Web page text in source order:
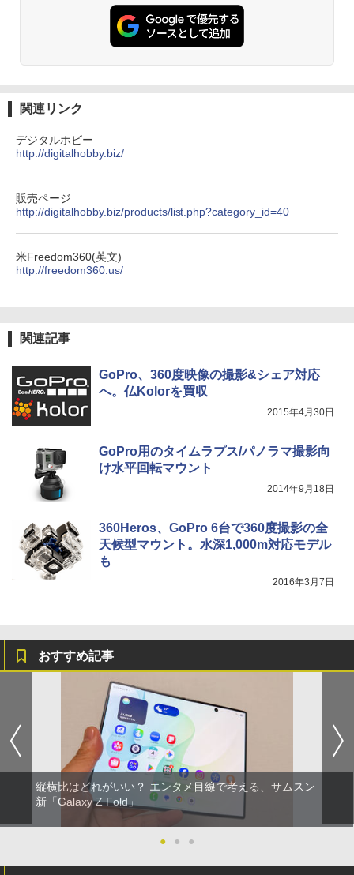
関連リンク
デジタルホビー
http://digitalhobby.biz/
販売ページ
http://digitalhobby.biz/products/list.php?category_id=40
米Freedom360(英文)
http://freedom360.us/
関連記事
GoPro、360度映像の撮影&シェア対応
へ。仏Kolorを買収
2015年4月30日
GoPro用のタイムラプス/パノラマ撮影向
け水平回転マウント
2014年9月18日
360Heros、GoPro 6台で360度撮影の全
天候型マウント。水深1,000m対応モデル
も
2016年3月7日
おすすめ記事
縦横比はどれがいい？ エンタメ目線で考える、サムスン
新「Galaxy Z Fold」
● ● ●